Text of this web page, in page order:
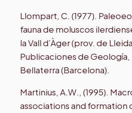
Llompart, C. (1977).
fauna de moluscos
la Vall d’Àger (prov. de
Publicaciones de Geología,
Bellaterra (Barcelona).
Martinius, A.W., (1995).
associations and formation